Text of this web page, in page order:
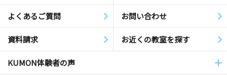
よくあるご質問 お問い合わせ
資料請求 お近くの教室を探す
KUMON体験者の声